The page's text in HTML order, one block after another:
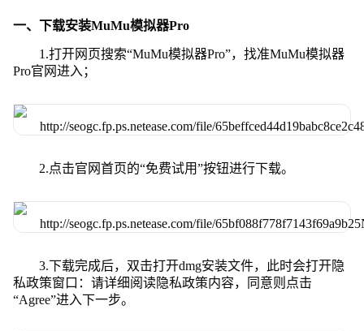
一、下载安装MuMu模拟器Pro
1.打开网页搜索“MuMu模拟器Pro”，找准MuMu模拟器
Pro官网进入；
2.点击官网首页的“免费试用”按钮进行下载。
3.下载完成后，双击打开dmg安装文件，此时会打开隐
私政策窗口：请详细阅读隐私政策内容，同意则点击
“Agree”进入下一步。